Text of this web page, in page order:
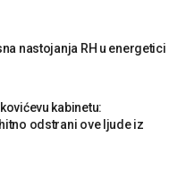
nastojanja RH u energetici
kabinetu:
odstrani ove ljude iz